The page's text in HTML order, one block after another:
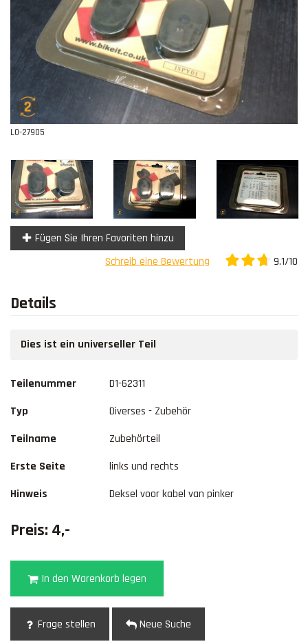
Kontakt
L0-27905
Fügen Sie Ihren Favoriten hinzu
Schreib eine Bewertung
9.1/10
Details
Dies ist ein universeller Teil
Teilenummer
D1-62311
Typ
Diverses - Zubehör
Teilname
Zubehörteil
Erste Seite
links und rechts
Hinweis
Deksel voor kabel van pinker
Preis: 4,-
In den Warenkorb legen
Frage stellen
Neue Suche